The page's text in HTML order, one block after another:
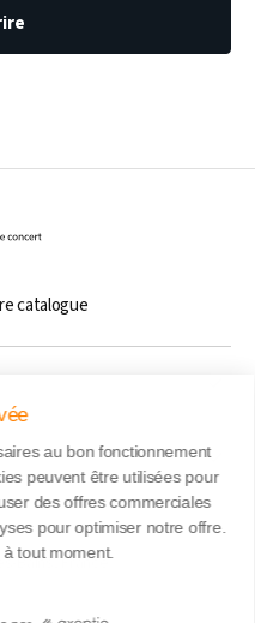
au bon fonctionnement
peuvent être utilisées pour
des offres commerciales
pour optimiser notre offre.
tout moment.
catalogue
Bains, France